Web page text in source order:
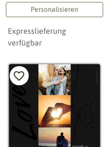
Personalisieren
Expresslieferung
verfügbar